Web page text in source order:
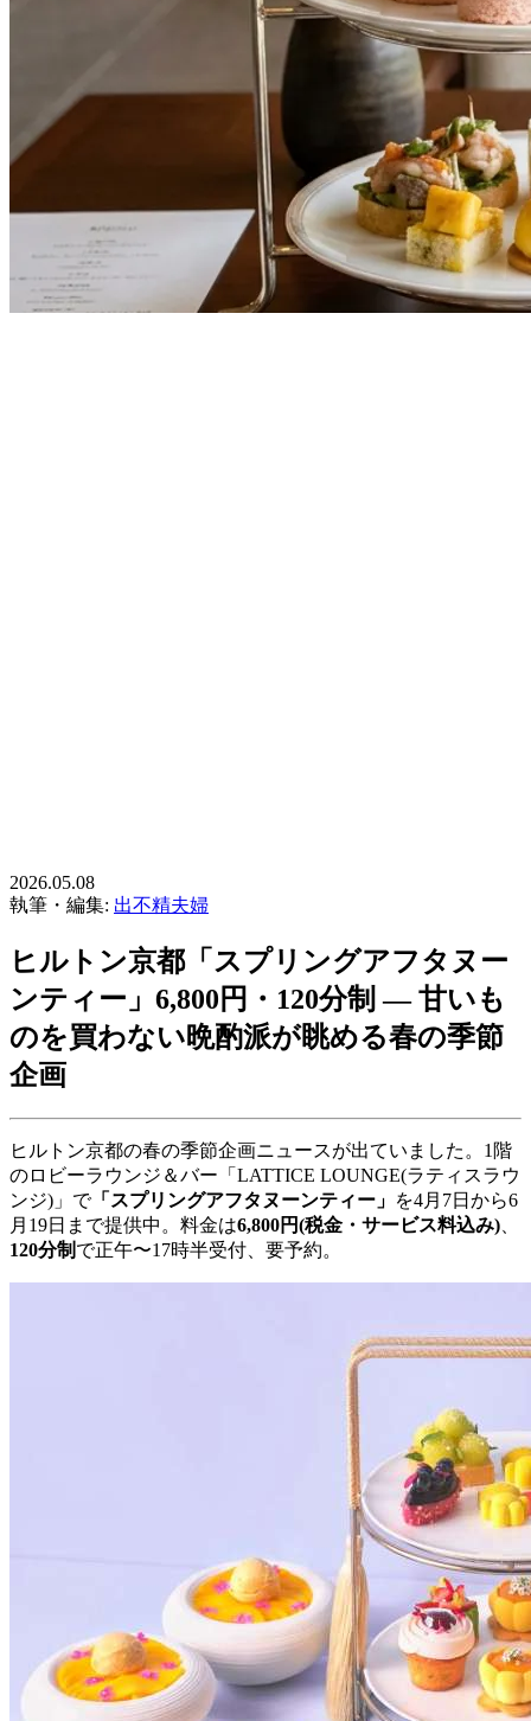
2026.05.08
執筆・編集: 出不精夫婦
ヒルトン京都「スプリングアフタヌー
ンティー」6,800円・120分制 ― 甘いも
のを買わない晩酌派が眺める春の季節
企画
ヒルトン京都の春の季節企画ニュースが出ていました。1階
のロビーラウンジ＆バー「LATTICE LOUNGE(ラティスラウ
ンジ)」で「スプリングアフタヌーンティー」 を4月7日から6
月19日まで提供中。料金は6,800円(税金・サービス料込み)
120分制 で正午〜17時半受付、要予約。